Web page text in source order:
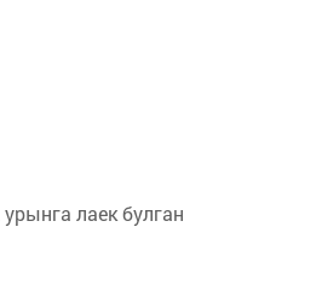
лаек булган